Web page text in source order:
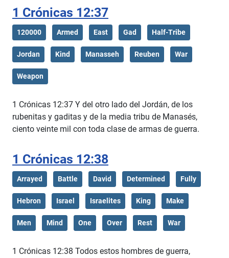
1 Crónicas 12:37
120000 Armed East Gad Half-Tribe
Jordan Kind Manasseh Reuben War
Weapon
1 Crónicas 12:37 Y del otro lado del Jordán, de los
rubenitas y gaditas y de la media tribu de Manasés,
ciento veinte mil con toda clase de armas de guerra.
1 Crónicas 12:38
Arrayed Battle David Determined Fully
Hebron Israel Israelites King Make
Men Mind One Over Rest War
1 Crónicas 12:38 Todos estos hombres de guerra,